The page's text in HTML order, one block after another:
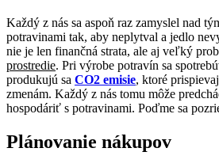
Každý z nás sa aspoň raz zamyslel nad
potravinami tak, aby neplytval a jedlo
nie je len finančná strata, ale aj veľký
prostredie. Pri výrobe potravín sa
produkujú sa CO2 emisie, ktoré
zmenám. Každý z nás tomu môže
hospodáriť s potravinami. Poďme sa
Plánovanie nákupov